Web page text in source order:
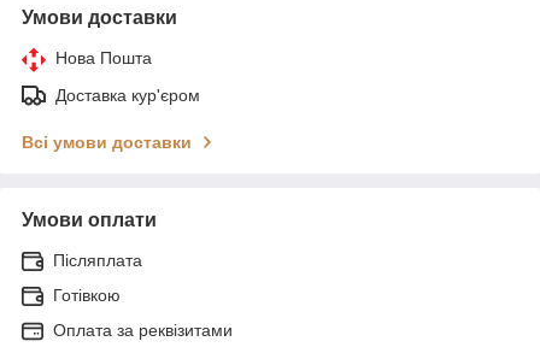
Умови доставки
Нова Пошта
Доставка кур'єром
Всі умови доставки
Умови оплати
Післяплата
Готівкою
Оплата за реквізитами